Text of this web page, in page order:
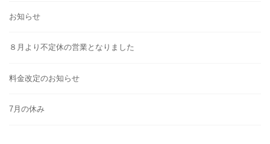
お知らせ
８月より不定休の営業となりました
料金改定のお知らせ
7月の休み